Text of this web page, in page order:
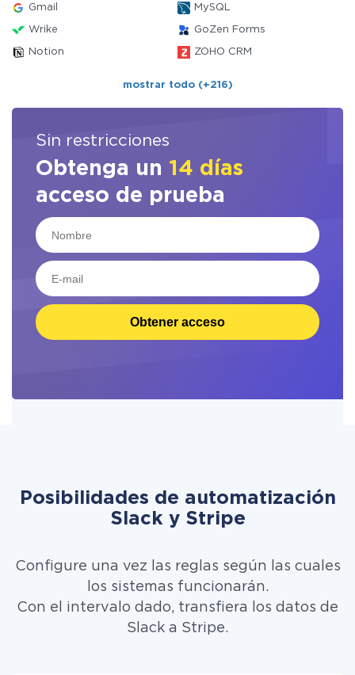
Gmail MySQL
Wrike GoZen Forms
Notion ZOHO CRM
mostrar todo (+216)
Sin restricciones
Obtenga un 14 días
acceso de prueba
Obtener acceso
Posibilidades de automatización
Slack y Stripe
Configure una vez las reglas según las cuales
los sistemas funcionarán.
Con el intervalo dado, transfiera los datos de
Slack a Stripe.